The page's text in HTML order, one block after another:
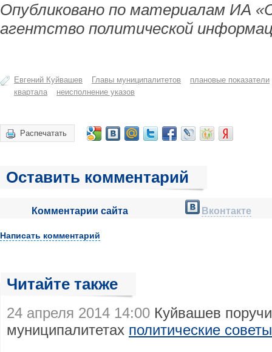
Опубликовано по материалам ИА
агентство политической
Евгений Куйвашев Главы муниципалитетов
плановые показатели
квартала
неисполнение указов
Распечатать
Оставить комментарий
Комментарии сайта Вконтакте
Написать комментарий
Читайте также
24 апреля 2014 14:00 Куйвашев
муниципалитетах политические советы